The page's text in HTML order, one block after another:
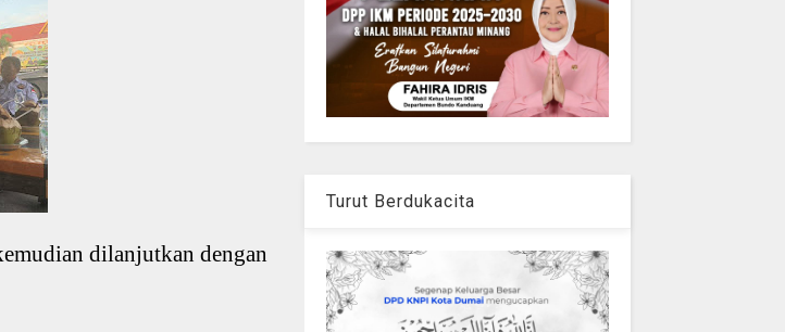
dilanjutkan dengan
Turut Berdukacita